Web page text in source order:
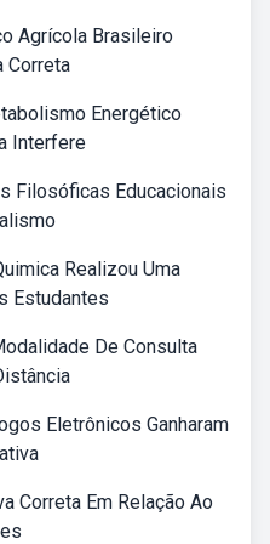
Agrícola Brasileiro
Correta
Energético
Interfere
Filosóficas Educacionais
Realizou Uma
Estudantes
De Consulta
Eletrônicos Ganharam
Correta Em Relação Ao